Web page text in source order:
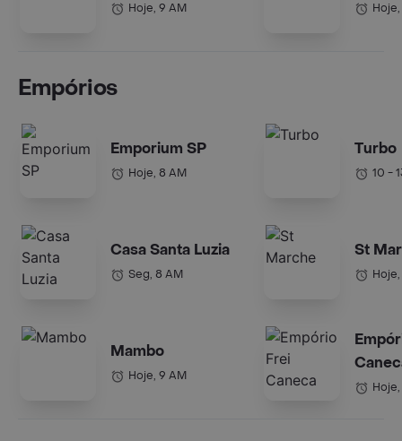
Hoje, 9 AM
Empórios
Emporium SP
Hoje, 8 AM
Casa Santa Luzia
Seg, 8 AM
Mambo
Hoje, 9 AM
Turbo
10 -
St